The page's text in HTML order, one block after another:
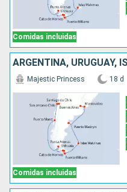
Comidas incluidas
Comidas incluidas
Majestic Princess 18 d